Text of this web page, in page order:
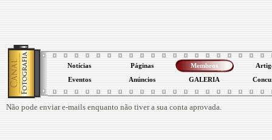
Notícias Páginas Membros
Eventos Anúncios GALERIA
Não pode enviar e-mails enquanto não tiver a sua conta aprovada.